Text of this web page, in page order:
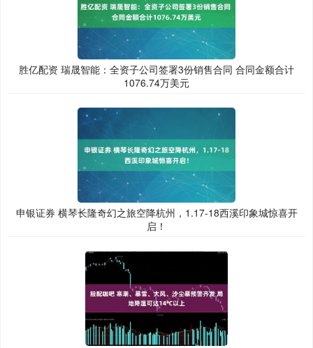
胜亿配资 瑞晟智能：全资子公司签署3份销售合同 合同金额合计
1076.74万美元
申银证券 横琴长隆奇幻之旅空降杭州，1.17-18西溪印象城惊喜开
启！